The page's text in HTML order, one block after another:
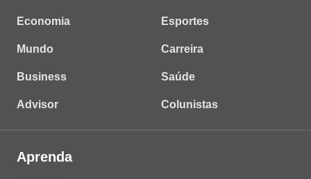
Economia
Mundo
Business
Advisor
Esportes
Carreira
Saúde
Colunistas
Aprenda